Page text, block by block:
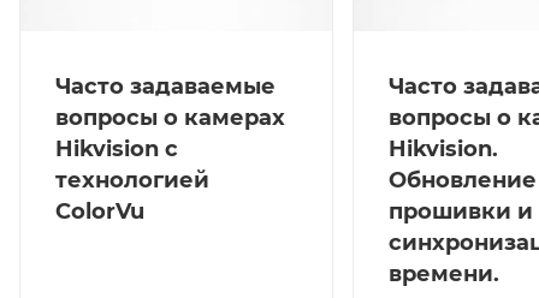
Часто задаваемые
вопросы о камерах
Hikvision с
технологией
ColorVu
Часто
вопросы о
Hikvision.
Обновление
прошивки и
времени.